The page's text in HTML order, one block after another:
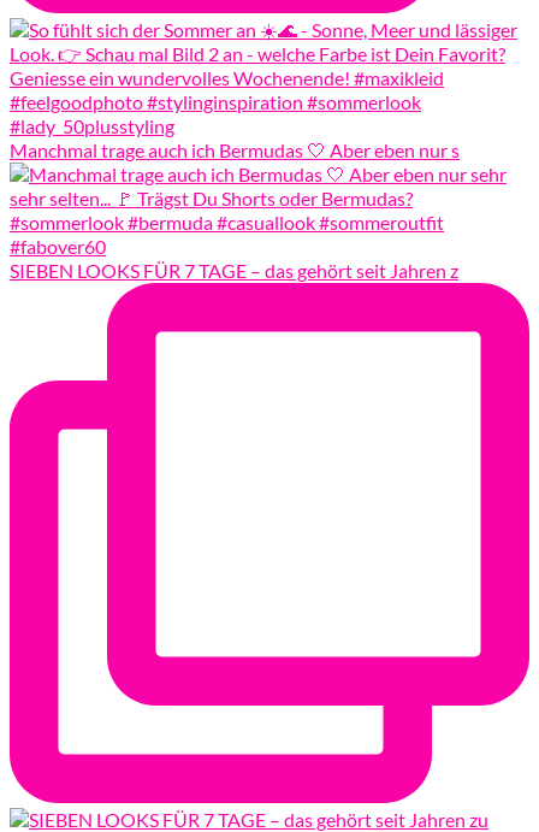
Manchmal trage auch ich Bermudas 🤍 Aber eben nur s
SIEBEN LOOKS FÜR 7 TAGE – das gehört seit Jahren z